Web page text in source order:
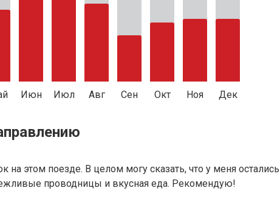
Июн Июл Авг Сен Окт Ноя Дек
этом поезде. В целом могу сказать, что у меня
проводницы и вкусная еда. Рекомендую!